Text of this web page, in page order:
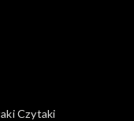
Czytaki